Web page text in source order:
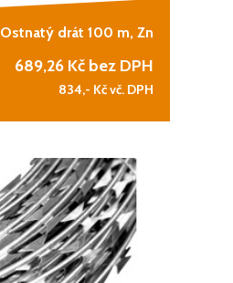
Ostnatý drát 100 m, Zn
689,26 Kč bez DPH
834,- Kč vč. DPH